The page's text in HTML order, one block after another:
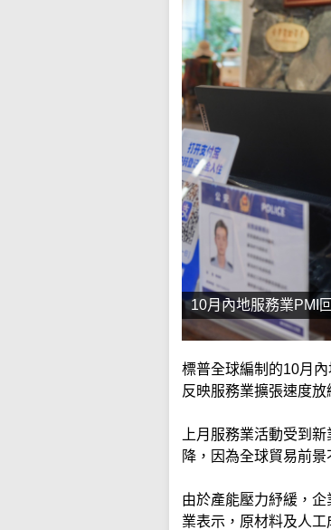
10月內地服務業PMI
標普全球編制的10月
反映服務業擴張速度
上月服務業活動受到
降，因為全球貿易前
由於產能壓力紓緩，
業表示，原材料及人